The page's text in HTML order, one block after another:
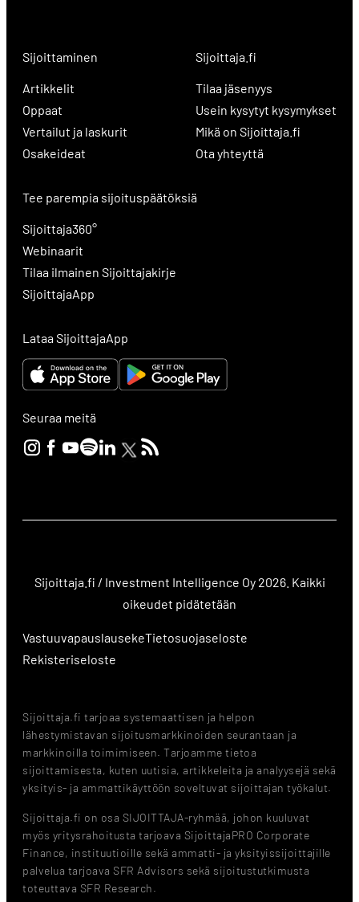
Sijoittaminen
Artikkelit
Oppaat
Vertailut ja laskurit
Osakeideat
Sijoittaja.fi
Tilaa jäsenyys
Usein kysytyt kysymykset
Mikä on Sijoittaja.fi
Ota yhteyttä
Tee parempia sijoituspäätöksiä
Sijoittaja360°
Webinaarit
Tilaa ilmainen Sijoittajakirje
SijoittajaApp
Lataa SijoittajaApp
Seuraa meitä
Sijoittaja.fi / Investment Intelligence Oy 2026. Kaikki
oikeudet pidätetään
VastuuvapauslausekeTietosuojaseloste
Rekisteriseloste
Sijoittaja.fi tarjoaa systemaattisen ja helpon
lähestymistavan sijoitusmarkkinoiden seurantaan ja
markkinoilla toimimiseen. Tarjoamme tietoa
sijoittamisesta, kuten uutisia, artikkeleita ja analyysejä sekä
yksityis- ja ammattikäyttöön soveltuvat sijoittajan työkalut.
Sijoittaja.fi on osa SIJOITTAJA-ryhmää, johon kuuluvat
myös yritysrahoitusta tarjoava SijoittajaPRO Corporate
Finance, instituutioille sekä ammatti- ja yksityissijoittajille
palvelua tarjoava SFR Advisors sekä sijoitustutkimusta
toteuttava SFR Research.